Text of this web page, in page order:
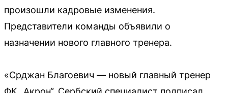
произошли кадровые изменения.
Представители команды объявили о
назначении нового главного тренера.
«Срджан Благоевич — новый главный тренер